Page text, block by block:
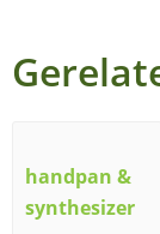
handpan &
synthesizer